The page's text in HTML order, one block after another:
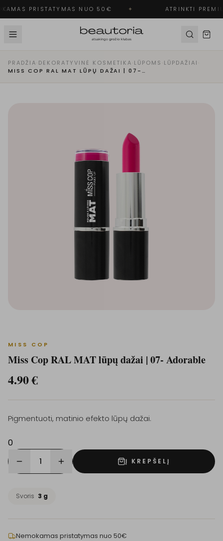
PRISTATYMAS NUO 50€ ✦ ATRINKTI
PRADŽIA·DEKORATYVINĖ KOSMETIKA·LŪPOMS ·LŪPDAŽIAI ·
MISS COP RAL MAT LŪPŲ DAŽAI | 07- ADORABLE
MISS COP
Miss Cop RAL MAT lūpų dažai | 07- Adorable
4.90€
Pigmentuoti, matinio efekto lūpų dažai.
0
1 Į KREPŠELĮ
Svoris 3 g
Nemokamas pristatymas nuo 50€